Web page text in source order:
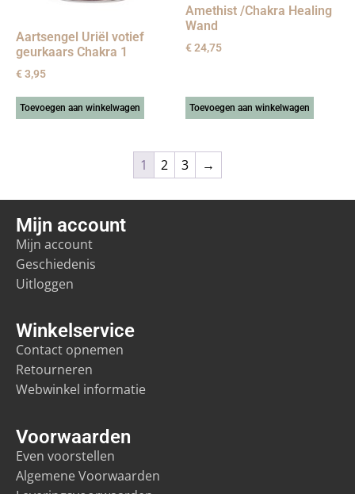
Aartsengel Uriël votief
geurkaars Chakra 1
€3,95
Toevoegen aan winkelwagen
Amethist /Chakra Healing
Wand
€24,75
Toevoegen aan winkelwagen
1 2 3 →
Voorwaarden
Even voorstellen
Algemene Voorwaarden
Winkelservice
Contact opnemen
Retourneren
Webwinkel informatie
Mijn account
Mijn account
Geschiedenis
Uitloggen